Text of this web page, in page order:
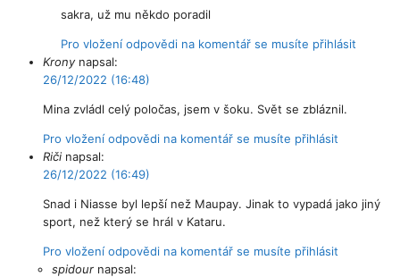
sakra, už mu někdo poradil
Pro vložení odpovědi na komentář se musíte přihlásit
Krony napsal:
26/12/2022 (16:48)
Mina zvládl celý poločas, jsem v šoku. Svět se zbláznil.
Pro vložení odpovědi na komentář se musíte přihlásit
Riči napsal:
26/12/2022 (16:49)
Snad i Niasse byl lepší než Maupay. Jinak to vypadá jako jiný
sport, než který se hrál v Kataru.
Pro vložení odpovědi na komentář se musíte přihlásit
spidour napsal: